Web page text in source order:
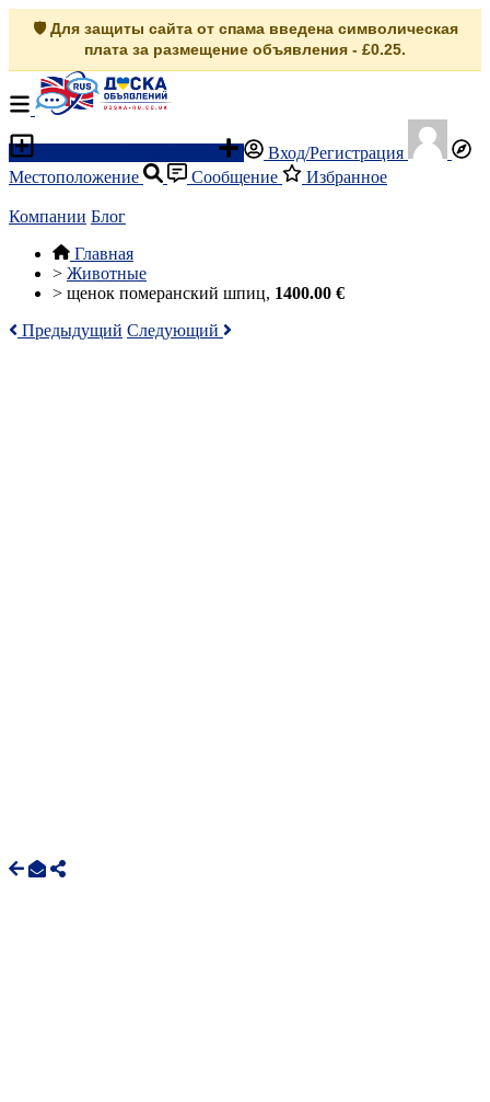
🛡️ Для защиты сайта от спама введена символическая
плата за размещение объявления - £0.25.
Вход/Регистрация
Местоположение
Сообщение Избранное
Компании Блог
Главная
> Животные
> щенок померанский шпиц, 1400.00 €
Предыдущий Следующий